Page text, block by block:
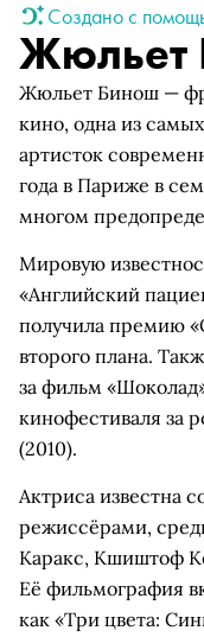
Создано с
Жюльет
Жюльет Бинош —
кино, одна из
артисток
года в Париже в
многом
Мировую
«Английский
получила премию
второго плана.
за фильм
кинофестиваля за
(2010).
Актриса известна
режиссёрами,
Каракс, Кшиштоф
Её фильмография
как «Три цвета: